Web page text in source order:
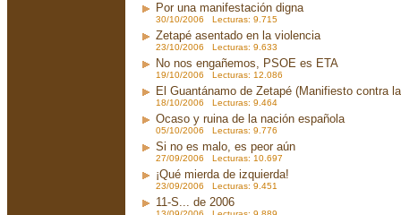
Por una manifestación digna
30/10/2006 Lecturas: 9.715
Zetapé asentado en la violencia
23/10/2006 Lecturas: 9.633
No nos engañemos, PSOE es ETA
19/10/2006 Lecturas: 12.086
El Guantánamo de Zetapé (Manifiesto contra
18/10/2006 Lecturas: 9.464
Ocaso y ruina de la nación española
05/10/2006 Lecturas: 9.776
Si no es malo, es peor aún
27/09/2006 Lecturas: 10.697
¡Qué mierda de izquierda!
23/09/2006 Lecturas: 9.451
11-S... de 2006